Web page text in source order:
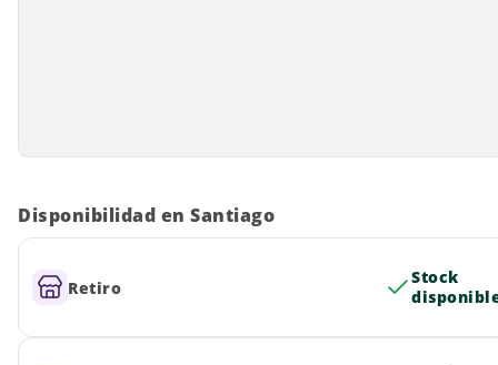
Disponibilidad en Santiago
Retiro
Stock